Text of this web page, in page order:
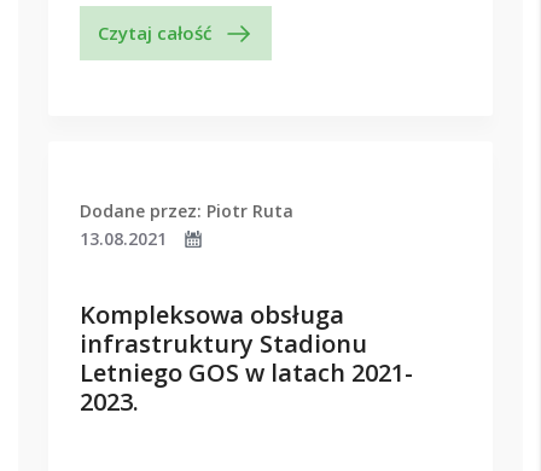
Czytaj całość
Dodane przez: Piotr Ruta
13.08.2021
Kompleksowa obsługa
infrastruktury Stadionu
Letniego GOS w latach 2021-
2023.